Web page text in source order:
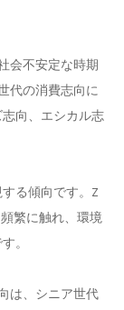
会不安定な時期
代の消費志向に
向、エシカル志
る傾向です。Z
繁に触れ、環境
。
は、シニア世代